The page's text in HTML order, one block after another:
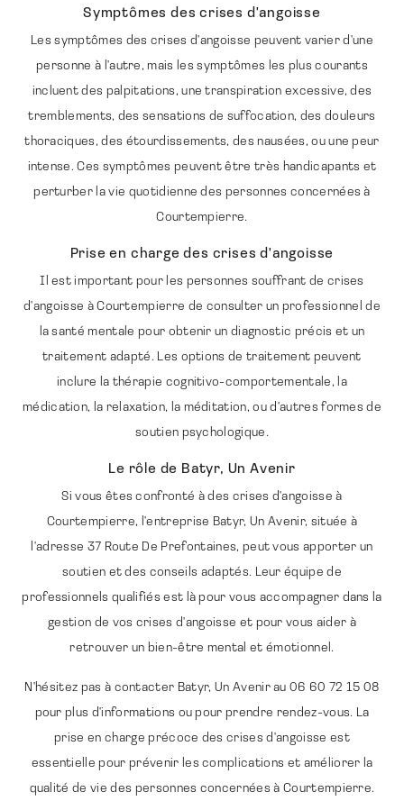
Symptômes des crises d'angoisse
Les symptômes des crises d'angoisse peuvent varier d'une
personne à l'autre, mais les symptômes les plus courants
incluent des palpitations, une transpiration excessive, des
tremblements, des sensations de suffocation, des douleurs
thoraciques, des étourdissements, des nausées, ou une peur
intense. Ces symptômes peuvent être très handicapants et
perturber la vie quotidienne des personnes concernées à
Courtempierre.
Prise en charge des crises d'angoisse
Il est important pour les personnes souffrant de crises
d'angoisse à Courtempierre de consulter un professionnel de
la santé mentale pour obtenir un diagnostic précis et un
traitement adapté. Les options de traitement peuvent
inclure la thérapie cognitivo-comportementale, la
médication, la relaxation, la méditation, ou d'autres formes de
soutien psychologique.
Le rôle de Batyr, Un Avenir
Si vous êtes confronté à des crises d'angoisse à
Courtempierre, l'entreprise Batyr, Un Avenir, située à
l'adresse 37 Route De Prefontaines, peut vous apporter un
soutien et des conseils adaptés. Leur équipe de
professionnels qualifiés est là pour vous accompagner dans la
gestion de vos crises d'angoisse et pour vous aider à
retrouver un bien-être mental et émotionnel.
N'hésitez pas à contacter Batyr, Un Avenir au 06 60 72 15 08
pour plus d'informations ou pour prendre rendez-vous. La
prise en charge précoce des crises d'angoisse est
essentielle pour prévenir les complications et améliorer la
qualité de vie des personnes concernées à Courtempierre.